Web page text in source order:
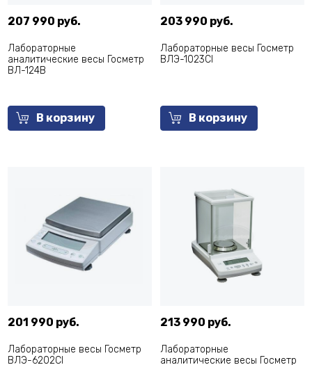
207 990 руб.
Лабораторные
аналитические весы Госметр
ВЛ-124В
В корзину
203 990 руб.
Лабораторные весы Госметр
ВЛЭ-1023СI
В корзину
201 990 руб.
Лабораторные весы Госметр
ВЛЭ-6202СI
213 990 руб.
Лабораторные
аналитические весы Госметр